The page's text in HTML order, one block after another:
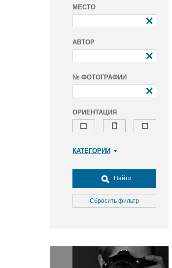
МЕСТО
АВТОР
№ ФОТОГРАФИИ
ОРИЕНТАЦИЯ
КАТЕГОРИИ
Досуг, туризм и отдых
Культура
Медицина
Окружающая среда
Политика
Найти
Сбросить фильтр